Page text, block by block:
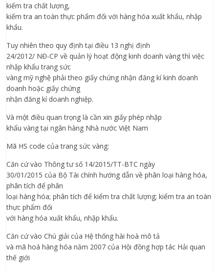
kiểm tra chất lượng,
kiểm tra an toàn thực phẩm đối với hàng hóa xuất khẩu, nhập
khẩu.
Tuy nhiên theo quy định tại điều 13 nghị định
24/2012/ NĐ-CP về quản lý hoạt động kinh doanh vàng thì việc
nhập khẩu trang sức
vàng mỹ nghệ phải theo giấy chứng nhận đăng kí kinh doanh
doanh hoặc giấy chứng
nhận đăng kí doanh nghiệp.
Và một điều quan trọng là cần xin giấy phép nhập
khẩu vàng tại ngân hàng Nhà nước Việt Nam
Mã HS code của trang sức vàng:
Căn cứ vào Thông tư số 14/2015/TT-BTC ngày
30/01/2015 của Bộ Tài chính hướng dẫn về phân loại hàng hóa,
phân tích để phân
loại hàng hóa; phân tích để kiểm tra chất lượng; kiểm tra an toàn
thực phẩm đối
với hàng hóa xuất khẩu, nhập khẩu.
Căn cứ vào Chú giải của Hệ thống hài hoà mô tả
và mã hoá hàng hóa năm 2007 của Hội đồng hợp tác Hải quan
thế giới